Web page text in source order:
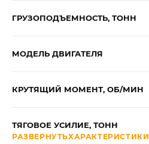
ГРУЗОПОДЪЕМНОСТЬ, ТОНН
МОДЕЛЬ ДВИГАТЕЛЯ
КРУТЯЩИЙ МОМЕНТ, ОБ/МИН
ТЯГОВОЕ УСИЛИЕ, ТОНН
РАЗВЕРНУТЬХАРАКТЕРИСТИКИ